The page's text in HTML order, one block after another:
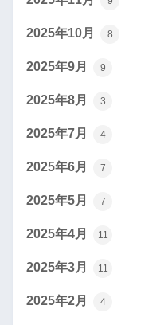
2025年10月 8
2025年9月 9
2025年8月 3
2025年7月 4
2025年6月 7
2025年5月 7
2025年4月 11
2025年3月 11
2025年2月 4